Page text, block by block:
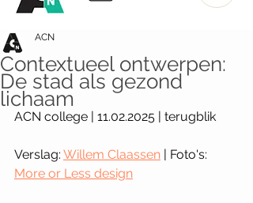
Contextueel ontwerpen:
De stad als gezond
lichaam
ACN
ACN college | 11.02.2025 | terugblik
Verslag: Willem Claassen | Foto's:
More or Less design